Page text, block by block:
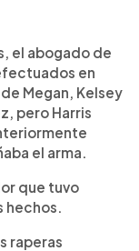
el abogado de
en
Megan, Kelsey
pero Harris
el arma.
que tuvo
hechos.
raperas